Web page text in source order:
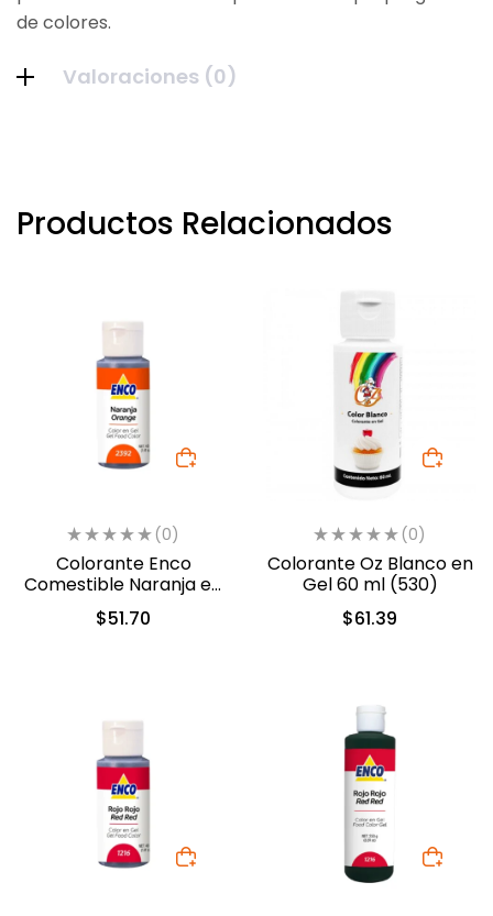
de colores.
Valoraciones (0)
Productos Relacionados
(0)
Colorante Enco
Comestible Naranja en
Gel 40gr. (2392)
$51.70
(0)
Colorante Oz Blanco en
Gel 60 ml (530)
$61.39